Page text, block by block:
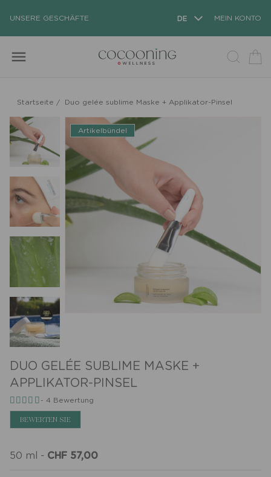
UNSERE GESCHÄFTE DE MEIN KONTO
menu
Startseite / Duo gelée sublime Maske + Applikator-Pinsel
Artikelbündel
DUO GELÉE SUBLIME MASKE +
APPLIKATOR-PINSEL
- 4 Bewertung
BEWERTEN SIE
50 ml - CHF 57,00